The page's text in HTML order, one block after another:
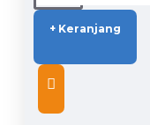
+ Keranjang
DESCRIPTION